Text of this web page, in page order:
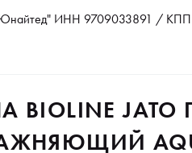
ИНН 9709033891 / КПП
BIOLINE